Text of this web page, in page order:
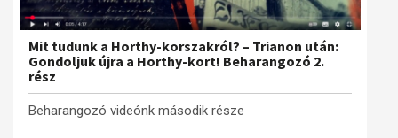
Menekültek
Publikációk
Kapcsolat
Trianon-kommentár
Mit tudunk a Horthy-korszakról? – Trianon után:
Gondoljuk újra a Horthy-kort! Beharangozó 2.
rész
Beharangozó videónk második része